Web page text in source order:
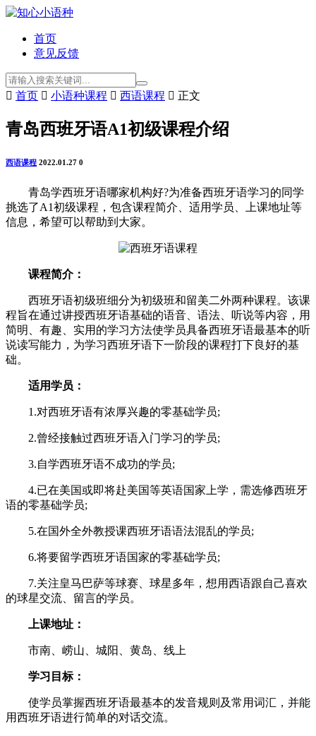
首页
意见反馈
 首页  小语种课程  西语课程  正文
青岛西班牙语A1初级课程介绍
西语课程 2022.01.27 0
青岛学西班牙语哪家机构好?为准备西班牙语学习的同学
挑选了A1初级课程，包含课程简介、适用学员、上课地址等
信息，希望可以帮助到大家。
课程简介：
西班牙语初级班细分为初级班和留美二外两种课程。该课
程旨在通过讲授西班牙语基础的语音、语法、听说等内容，用
简明、有趣、实用的学习方法使学员具备西班牙语最基本的听
说读写能力，为学习西班牙语下一阶段的课程打下良好的基
础。
适用学员：
1.对西班牙语有浓厚兴趣的零基础学员;
2.曾经接触过西班牙语入门学习的学员;
3.自学西班牙语不成功的学员;
4.已在美国或即将赴美国等英语国家上学，需选修西班牙
语的零基础学员;
5.在国外全外教授课西班牙语语法混乱的学员;
6.将要留学西班牙语国家的零基础学员;
7.关注皇马巴萨等球赛、球星多年，想用西语跟自己喜欢
的球星交流、留言的学员。
上课地址：
市南、崂山、城阳、黄岛、线上
学习目标：
使学员掌握西班牙语最基本的发音规则及常用词汇，并能
用西班牙语进行简单的对话交流。